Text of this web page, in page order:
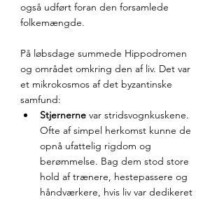
også udført foran den forsamlede
folkemængde.
På løbsdage summede Hippodromen
og området omkring den af liv. Det var
et mikrokosmos af det byzantinske
samfund:
Stjernerne var stridsvognkuskene.
Ofte af simpel herkomst kunne de
opnå ufattelig rigdom og
berømmelse. Bag dem stod store
hold af trænere, hestepassere og
håndværkere, hvis liv var dedikeret